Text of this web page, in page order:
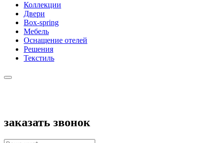
Коллекции
Двери
Box-spring
Мебель
Оснащение отелей
Решения
Текстиль
заказать звонок